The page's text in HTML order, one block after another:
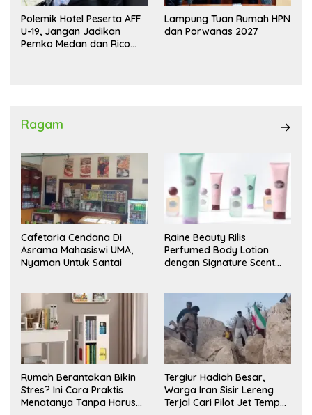
Polemik Hotel Peserta AFF
U-19, Jangan Jadikan
Pemko Medan dan Rico
Lampung Tuan Rumah HPN
dan Porwanas 2027
Ragam
Cafetaria Cendana Di
Asrama Mahasiswi UMA,
Nyaman Untuk Santai
Raine Beauty Rilis
Perfumed Body Lotion
dengan Signature Scent
Rumah Berantakan Bikin
Stres? Ini Cara Praktis
Menatanya Tanpa Harus
Tergiur Hadiah Besar,
Warga Iran Sisir Lereng
Terjal Cari Pilot Jet Tempur